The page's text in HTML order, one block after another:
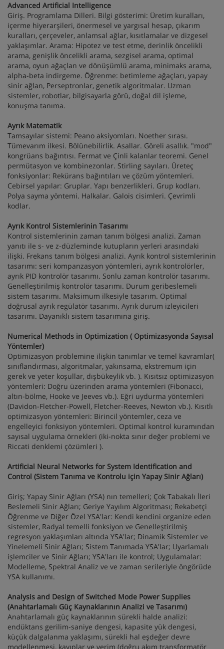
Advanced Artificial Intelligence
Giriş. Programlama Dilleri. Bilgi gösterimi: Üretim kuralları,
içerme hiyerarşileri, önermesel ve yargısal hesap, çıkarım
kuralları, çerçeveler, anlamsal ağlar, kısıtlamalar ve dizgesel
yaklaşımlar. Arama: Hipotez ve test etme, derinlik öncelikli
arama, genişlik öncelikli arama, sezgisel arama, optimal
arama, oyun ağaçlan ve dönüşümlü arama, minimaks arama,
alpha-beta indirgeme. Öğrenme: betimleme ağaçları, yapay
sinir ağlan, Perseptronlar, genetik algoritmalar. Uzman
sistemler, robotlar, bilgisayarla görü, doğal dil işleme,
konuşma tanıma.
Ayrık Matematik
Tamsayılar sistemi: Peano aksiyomları. Noether sırası.
Tümevarım ilkesi. Bölünebilirlik. Asallar. Göreli asallık. "mod"
kongrüans bağıntısı. Fermat ve Çinli kalanlar teoremi. Genel
permütasyon ve kombinezonlar. Stirling sayıları. Üreteç
fonksiyonlar: Rekürans bağıntıları ve çözüm yöntemleri.
Cebirsel yapılar: Gruplar. Yapı benzerlikleri. Grup kodları.
Polya sayma yöntemi. Halkalar. Galois cisimleri. Çevrimli
kodlar.
Ayrık Kontrol Sistemlerinin Tasarımı
Kontrol sistemlerinin zaman tanım bölgesi analizi. Zaman
yanıtı ile s- ve z-düzleminde kutupların yerleri arasındaki
ilişki. Frekans tanım bölgesi analizi. Ayrık kontrol sistemlerinin
tasarımı: seri kompanzasyon yöntemleri, ayrık kontrolörler,
ayrık PID kontrolör tasarımı. Sonlu zaman kontrolör tasarımı.
Genelleştirilmiş kontrolör tasarımı. Durum geribeslemeli
sistem tasarımı. Maksimum ilkesiyle tasarım. Optimal
doğrusal ayrık regülatör tasarımı. Ayrık durum izleyicileri
tasarımı. Dayanıklı sistem tasarımına giriş.
Numerical Methods in Optimization ( Optimizasyonda Sayısal
Yöntemler)
Optimizasyon problemine ilişkin tanımlar ve temel kavramlar(
sınıflandırması, algoritmalar, yakınsama, ekstremum için
gerek ve yeter koşullar, dışbükeylik vb. ). Kısıtsız optimizasyon
yöntemleri: Doğru üzerinden arama yöntemleri (Fibonacci,
altın-bölme, Hooke ve Jeeves vb.). Eğri uydurma yöntemleri
(Davidon-Fletcher-Powell, Fletcher-Reeves, Newton vb.). Kısıtlı
optimizasyon yöntemleri: Birincil yöntemler, ceza ve
engelleyici fonksiyon yöntemleri. Optimal kontrol kuramından
sayısal uygulama örnekleri (iki-nokta sınır değer problemi ve
Riccati denklemi çözümleri ).
Artificial Neural Networks for System Identification and
Control (Sistem Tanıma ve Kontrolu için Yapay Sinir Ağları)
Giriş; Yapay Sinir Ağları (YSA) nın temelleri; Çok Tabakalı İleri
Beslemeli Sinir Ağları; Geriye Yayılım Algoritması; Rekabetçi
Öğrenme ve Diğer Özel YSA'lar: Kendi kendini organize eden
sistemler, Radyal temelli fonksiyon ve Genelleştirilmiş
regresyon yaklaşımları altında YSA'lar; Dinamik Sistemler ve
Yinelemeli Sinir Ağları; Sistem Tanımada YSA'lar; Uyarlamalı
işlemciler ve Sinir Ağları; YSA'ları ile kontrol; Uygulamalar:
Modelleme, Spektral Analiz ve ve zaman serileriyle öngörüde
YSA kullanımı.
Analysis and Design of Switched Mode Power Supplies
(Anahtarlamalı Güç Kaynaklarının Analizi ve Tasarımı)
Anahtarlamalı güç kaynaklarının sürekli halde analizi:
endüktans gerilim-saniye dengesi, kapasite yük dengesi,
küçük dalgalanma yaklaşımı, sürekli hal eşdeğer devre
modellenmesi, kayıplar ve verim (doğru akım transformatör